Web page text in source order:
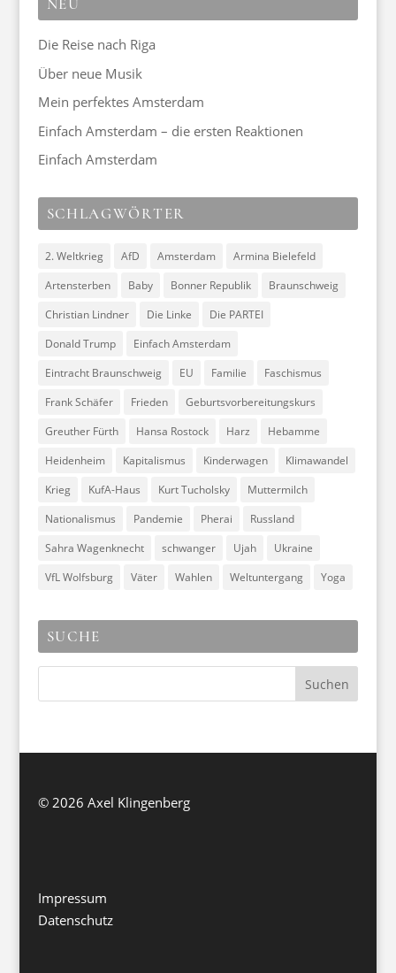
NEU
Die Reise nach Riga
Über neue Musik
Mein perfektes Amsterdam
Einfach Amsterdam – die ersten Reaktionen
Einfach Amsterdam
SCHLAGWÖRTER
2. Weltkrieg AfD Amsterdam
Armina Bielefeld
Artensterben
Baby Bonner Republik
Braunschweig
Christian Lindner
Die Linke
Die PARTEI
Donald Trump
Einfach Amsterdam
Eintracht Braunschweig
EU Familie
Faschismus
Frank Schäfer
Frieden
Geburtsvorbereitungskurs
Greuther Fürth
Hansa Rostock Harz
Hebamme
Heidenheim
Kapitalismus Kinderwagen
Klimawandel
Krieg
KufA-Haus Kurt Tucholsky
Muttermilch
Nationalismus
Pandemie Pherai
Russland
Sahra Wagenknecht
schwanger Ujah
Ukraine
VfL Wolfsburg
Väter Wahlen Weltuntergang Yoga
SUCHE
© 2026 Axel Klingenberg
Impressum
Datenschutz